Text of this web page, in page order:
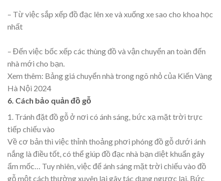
– Từ việc sắp xếp đồ đạc lên xe và xuống xe sao cho khoa học
nhất
– Đến việc bốc xếp các thùng đồ và vận chuyển an toàn đến
nhà mới cho bạn.
Xem thêm: Bảng giá chuyển nhà trong ngõ nhỏ của Kiến Vàng
Hà Nội 2024
6. Cách bảo quản đồ gỗ
1. Tránh đặt đồ gỗ ở nơi có ánh sáng, bức xạ mặt trời trực
tiếp chiếu vào
Về cơ bản thì việc thỉnh thoảng phơi phóng đồ gỗ dưới ánh
nắng là điều tốt, có thể giúp đồ đạc nhà bạn diệt khuẩn gây
ẩm mốc… Tuy nhiên, việc để ánh sáng mặt trời chiếu vào đồ
gỗ một cách thường xuyên lại gây tác dụng ngược lại. Bức